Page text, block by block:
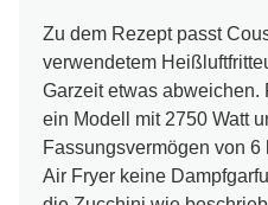
Zu dem Rezept passt
verwendetem
Garzeit etwas abweichen.
ein Modell mit 2750 Watt
Fassungsvermögen von
Air Fryer keine